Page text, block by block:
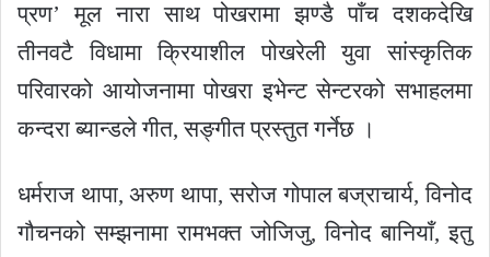
प्रण’ मूल नारा साथ पोखरामा झण्डै पाँच दशकदेखि
तीनवटै विधामा क्रियाशील पोखरेली युवा सांस्कृतिक
परिवारको आयोजनामा पोखरा इभेन्ट सेन्टरको सभाहलमा
कन्दरा ब्यान्डले गीत, सङ्गीत प्रस्तुत गर्नेछ ।
धर्मराज थापा, अरुण थापा, सरोज गोपाल बज्राचार्य, विनोद
गौचनको सम्झनामा रामभक्त जोजिजु, विनोद बानियाँ, इतु